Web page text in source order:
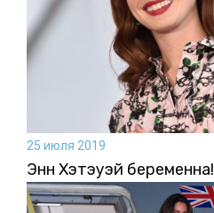
25 июля 2019
Энн Хэтэуэй беременна!